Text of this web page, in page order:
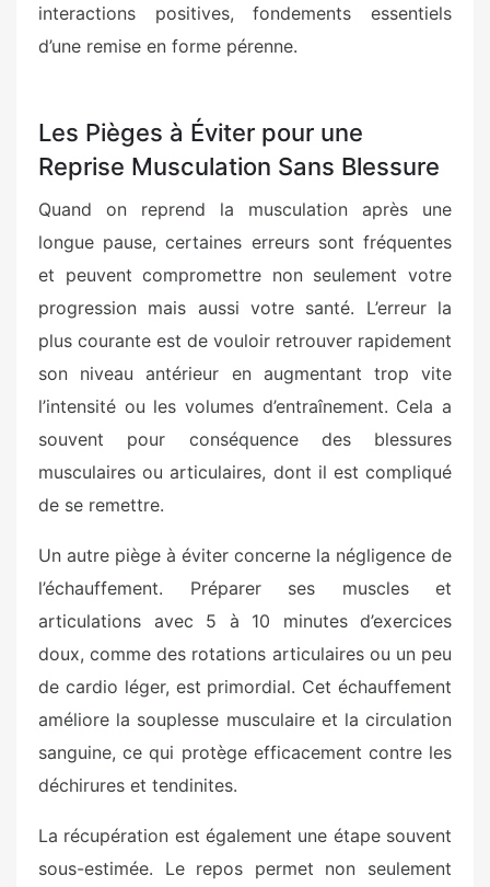
interactions positives, fondements essentiels
d’une remise en forme pérenne.
Les Pièges à Éviter pour une
Reprise Musculation Sans Blessure
Quand on reprend la musculation après une
longue pause, certaines erreurs sont fréquentes
et peuvent compromettre non seulement votre
progression mais aussi votre santé. L’erreur la
plus courante est de vouloir retrouver rapidement
son niveau antérieur en augmentant trop vite
l’intensité ou les volumes d’entraînement. Cela a
souvent pour conséquence des blessures
musculaires ou articulaires, dont il est compliqué
de se remettre.
Un autre piège à éviter concerne la négligence de
l’échauffement. Préparer ses muscles et
articulations avec 5 à 10 minutes d’exercices
doux, comme des rotations articulaires ou un peu
de cardio léger, est primordial. Cet échauffement
améliore la souplesse musculaire et la circulation
sanguine, ce qui protège efficacement contre les
déchirures et tendinites.
La récupération est également une étape souvent
sous-estimée. Le repos permet non seulement